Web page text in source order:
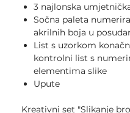
3 najlonska
Sočna paleta
akrilnih boja u
List s uzorkom
kontrolni list s
elementima slike
Upute
Kreativni set "Slikanje